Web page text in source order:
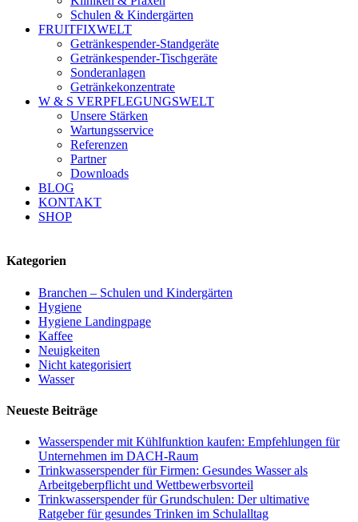
Schulen & Kindergärten
FRUITFIXWELT
Getränkespender-Standgeräte
Getränkespender-Tischgeräte
Sonderanlagen
Getränkekonzentrate
W & S VERPFLEGUNGSWELT
Unsere Stärken
Wartungsservice
Referenzen
Partner
Downloads
BLOG
KONTAKT
SHOP
Kategorien
Branchen – Schulen und Kindergärten
Hygiene
Hygiene Landingpage
Kaffee
Neuigkeiten
Nicht kategorisiert
Wasser
Neueste Beiträge
Wasserspender mit Kühlfunktion kaufen: Empfehlungen für
Unternehmen im DACH‑Raum
Trinkwasserspender für Firmen: Gesundes Wasser als
Arbeitgeberpflicht und Wettbewerbsvorteil
Trinkwasserspender für Grundschulen: Der ultimative
Ratgeber für gesundes Trinken im Schulalltag